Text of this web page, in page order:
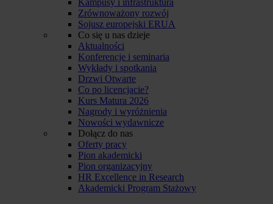
Zrównoważony rozwój
Sojusz europejski ERUA
Co się u nas dzieje
Aktualności
Konferencje i seminaria
Wykłady i spotkania
Drzwi Otwarte
Co po licencjacie?
Kurs Matura 2026
Nagrody i wyróżnienia
Nowości wydawnicze
Dołącz do nas
Oferty pracy
Pion akademicki
Pion organizacyjny
HR Excellence in Research
Akademicki Program Stażowy